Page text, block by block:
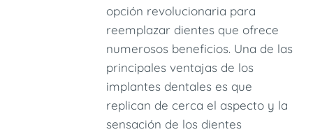
opción revolucionaria para
reemplazar dientes que ofrece
numerosos beneficios. Una de las
principales ventajas de los
implantes dentales es que
replican de cerca el aspecto y la
sensación de los dientes